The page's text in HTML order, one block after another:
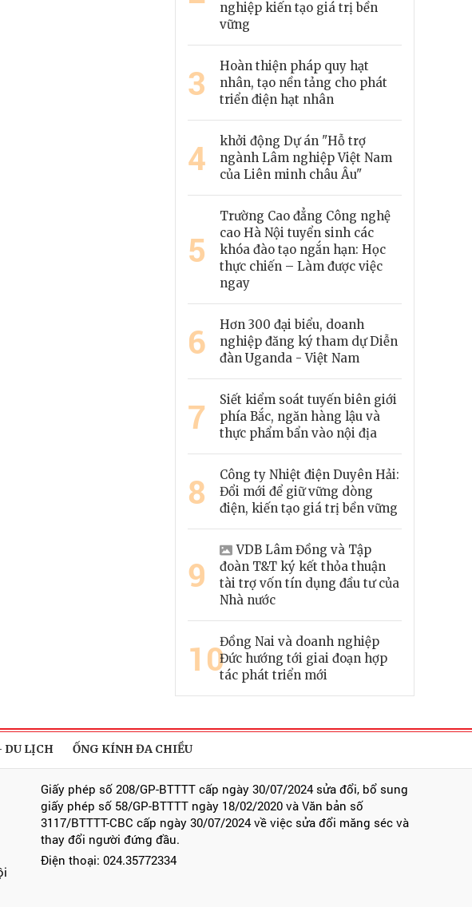
nghiệp kiến tạo giá trị bền
vững
3
Hoàn thiện pháp quy hạt
nhân, tạo nền tảng cho phát
triển điện hạt nhân
4
khởi động Dự án "Hỗ trợ
ngành Lâm nghiệp Việt Nam
của Liên minh châu Âu"
5
Trường Cao đẳng Công nghệ
cao Hà Nội tuyển sinh các
khóa đào tạo ngắn hạn: Học
thực chiến – Làm được việc
ngay
6
Hơn 300 đại biểu, doanh
nghiệp đăng ký tham dự Diễn
đàn Uganda - Việt Nam
7
Siết kiểm soát tuyến biên giới
phía Bắc, ngăn hàng lậu và
thực phẩm bẩn vào nội địa
8
Công ty Nhiệt điện Duyên Hải:
Đổi mới để giữ vững dòng
điện, kiến tạo giá trị bền vững
9
VDB Lâm Đồng và Tập
đoàn T&T ký kết thỏa thuận
tài trợ vốn tín dụng đầu tư của
Nhà nước
10Đồng Nai và doanh nghiệp
Đức hướng tới giai đoạn hợp
tác phát triển mới
DU LỊCH ỐNG KÍNH ĐA CHIỀU
Giấy phép số 208/GP-BTTTT cấp ngày 30/07/2024 sửa đổi, bổ sung
giấy phép số 58/GP-BTTTT ngày 18/02/2020 và Văn bản số
3117/BTTTT-CBC cấp ngày 30/07/2024 về việc sửa đổi măng séc và
thay đổi người đứng đầu.
Điện thoại: 024.35772334